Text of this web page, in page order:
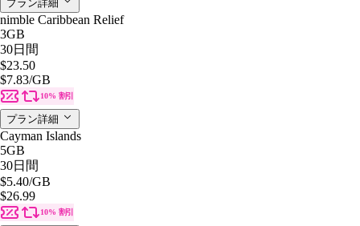
プラン詳細
nimble Caribbean Relief
3GB
30日間
$23.50
$7.83/GB
10% 割引
プラン詳細
Cayman Islands
5GB
30日間
$5.40/GB
$26.99
10% 割引